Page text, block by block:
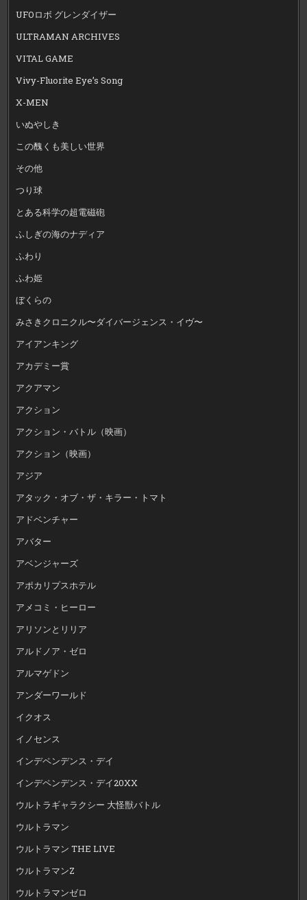
UFOロボ グレンダイザー
ULTRAMAN ARCHIVES
VITAL GAME
Vivy-Fluorite Eye’s Song
X-MEN
いぬやしき
この醜くも美しい世界
その他
つり球
とある科学の超電磁砲
ふしぎの海のナディア
ふわり
ふわ姫
ぼくらの
みさきクロニクル〜ダイバージェンス・イヴ〜
アイアンキング
アカデミー賞
アクアマン
アクション
アクション・バトル（映画）
アクション（映画）
アジア
アタック・オブ・ザ・キラー・トマト
アドベンチャー
アバター
アベンジャーズ
アポカリプスホテル
アメコミ・ヒーロー
アリソンとリリア
アルドノア・ゼロ
アルマゲドン
アンダーワールド
イクオス
イノセンス
インデペンデンス・デイ
インデペンデンス・デイ20XX
ウルトラギャラクシー 大怪獣バトル
ウルトラマン
ウルトラマン THE LIVE
ウルトラマンZ
ウルトラマンゼロ